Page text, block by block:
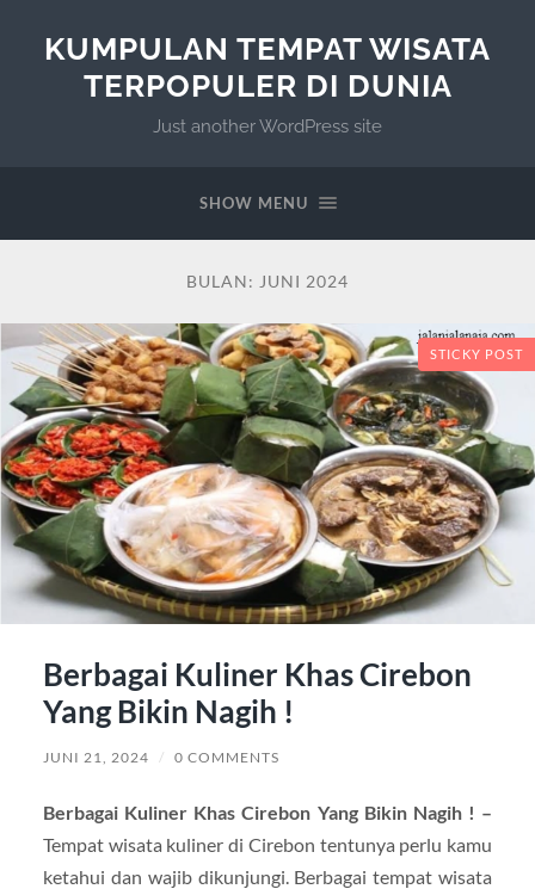
KUMPULAN TEMPAT WISATA
TERPOPULER DI DUNIA
Just another WordPress site
SHOW MENU
BULAN: JUNI 2024
STICKY POST
Berbagai Kuliner Khas Cirebon
Yang Bikin Nagih !
JUNI 21, 2024 / 0 COMMENTS
Berbagai Kuliner Khas Cirebon Yang Bikin Nagih ! –
Tempat wisata kuliner di Cirebon tentunya perlu kamu
ketahui dan wajib dikunjungi. Berbagai tempat wisata